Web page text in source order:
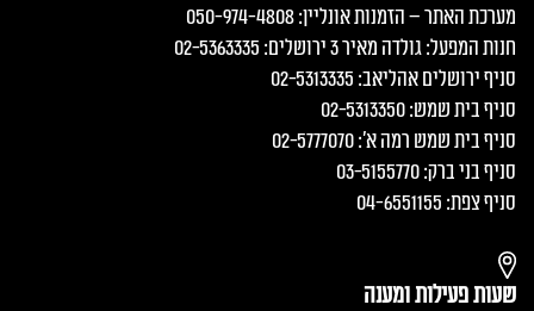
מערכת האתר – הזמנות אונליין: 050-974-4808
חנות המפעל: גולדה מאיר 3 ירושלים: 02-5363335
סניף ירושלים אהליאב: 02-5313335
סניף בית שמש: 02-5313350
סניף בית שמש רמה א׳: 02-5777070
סניף בני ברק: 03-5155770
סניף צפת: 04-6551155
שעות פעילות ומענה